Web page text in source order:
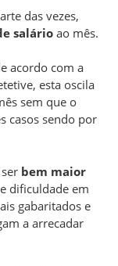
das vezes,
salárioao mês.
acordo com a
esta oscila
sem que o
casos sendo por
bem maior
dificuldade em
gabaritados e
a arrecadar